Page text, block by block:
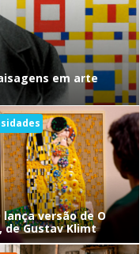
em arte
lança versão de O
de Gustav Klimt